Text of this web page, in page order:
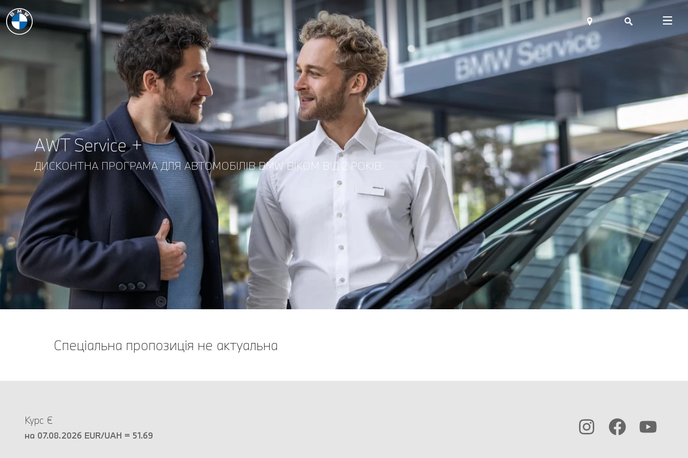
AWT Service +
ДИСКОНТНА ПРОГРАМА ДЛЯ АВТОМОБІЛІВ BMW ВІКОМ ВІД 2 РОКІВ.
Спеціальна пропозиція не актуальна
Курс €
на 07.08.2026 EUR/UAH = 51.69